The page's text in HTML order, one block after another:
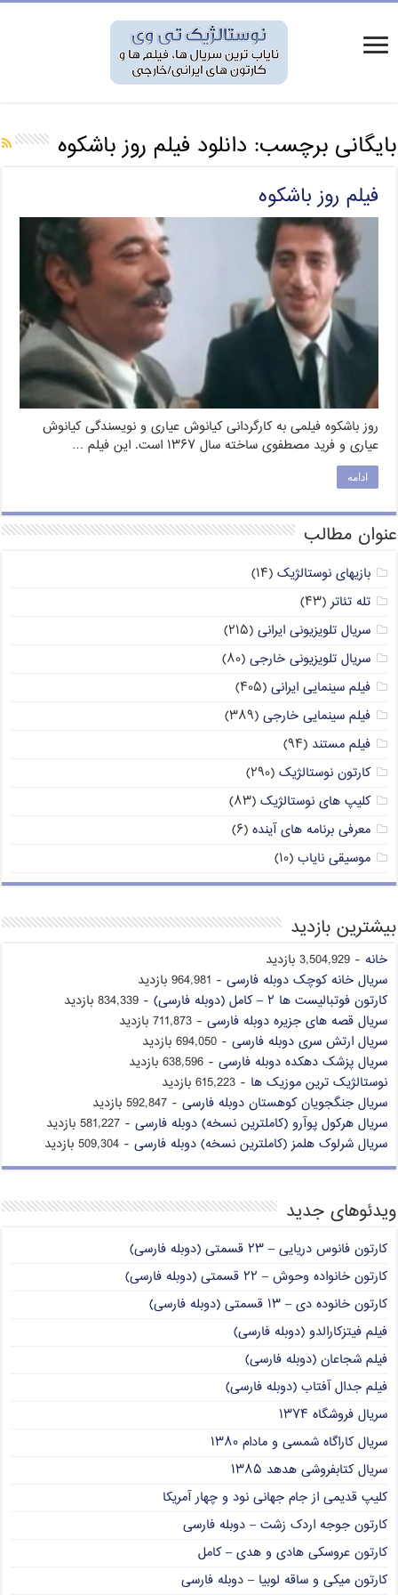
بایگانی برچسب: دانلود فیلم روز باشکوه
فیلم روز باشکوه
روز باشکوه فیلمی به کارگردانی کیانوش عیاری و نویسندگی کیانوش
عیاری و فرید مصطفوی ساخته سال ۱۳۶۷ است. این فیلم …
ادامه
عنوان مطالب
بازیهای نوستالژیک (۱۴)
تله تئاتر (۴۳)
سریال تلویزیونی ایرانی (۲۱۵)
سریال تلویزیونی خارجی (۸۰)
فیلم سینمایی ایرانی (۴۰۵)
فیلم سینمایی خارجی (۳۸۹)
فیلم مستند (۹۴)
کارتون نوستالژیک (۲۹۰)
کلیپ های نوستالژیک (۸۳)
معرفی برنامه های آینده (۶)
موسیقی نایاب (۱۰)
بیشترین بازدید
خانه - 3,504,929 بازدید
سریال خانه کوچک دوبله فارسی - 964,981 بازدید
کارتون فوتبالیست ها ۲ – کامل (دوبله فارسی)
- 834,339 بازدید
سریال قصه های جزیره دوبله فارسی - 711,873 بازدید
سریال ارتش سری دوبله فارسی - 694,050 بازدید
سریال پزشک دهکده دوبله فارسی - 638,596 بازدید
نوستالژیک ترین موزیک ها - 615,223 بازدید
سریال جنگجویان کوهستان دوبله فارسی - 592,847 بازدید
سریال هرکول پوآرو (کاملترین نسخه) دوبله فارسی - 581,227 بازدید
سریال شرلوک هلمز (کاملترین نسخه) دوبله فارسی - 509,304 بازدید
ویدئوهای جدید
کارتون فانوس دریایی – ۲۳ قسمتی (دوبله فارسی)
کارتون خانواده وحوش – ۲۲ قسمتی (دوبله فارسی)
کارتون خانوده دی – ۱۳ قسمتی (دوبله فارسی)
فیلم فیتزکارالدو (دوبله فارسی)
فیلم شجاعان (دوبله فارسی)
فیلم جدال آفتاب (دوبله فارسی)
سریال فروشگاه ۱۳۷۴
سریال کاراگاه شمسی و مادام ۱۳۸۰
سریال کتابفروشی هدهد ۱۳۸۵
کلیپ قدیمی از جام جهانی نود و چهار آمریکا
کارتون جوجه اردک زشت – دوبله فارسی
کارتون عروسکی هادی و هدی – کامل
کارتون میکی و ساقه لوبیا – دوبله فارسی